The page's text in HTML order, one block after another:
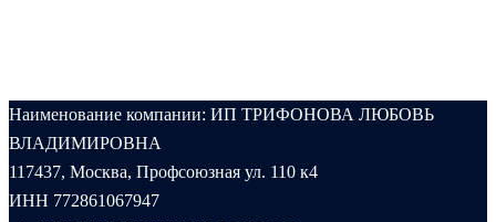
Наименование компании: ИП ТРИФОНОВА ЛЮБОВЬ
ВЛАДИМИРОВНА
117437, Москва, Профсоюзная ул. 110 к4
ИНН 772861067947